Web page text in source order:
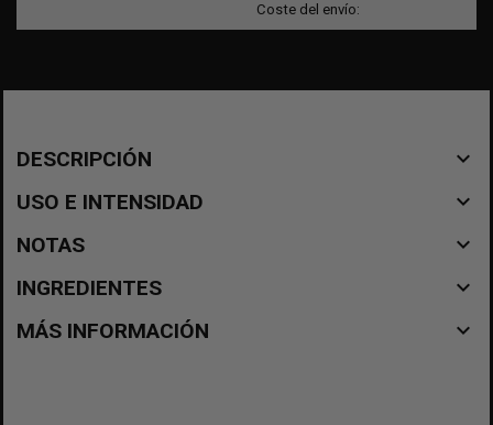
Coste del envío:
DESCRIPCIÓN navigate_before
USO E INTENSIDAD navigate_before
NOTAS navigate_before
INGREDIENTES navigate_before
MÁS INFORMACIÓN navigate_before